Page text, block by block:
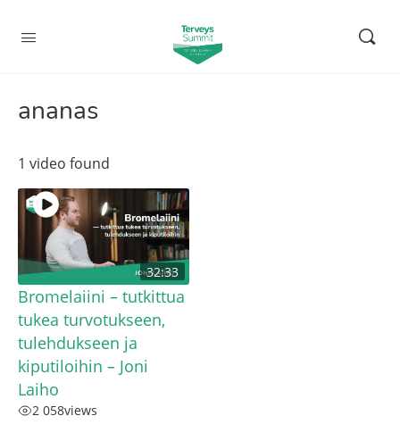
ananas
1 video found
32:33
Bromelaiini – tutkittua
tukea turvotukseen,
tulehdukseen ja
kiputiloihin – Joni
Laiho
2 058views